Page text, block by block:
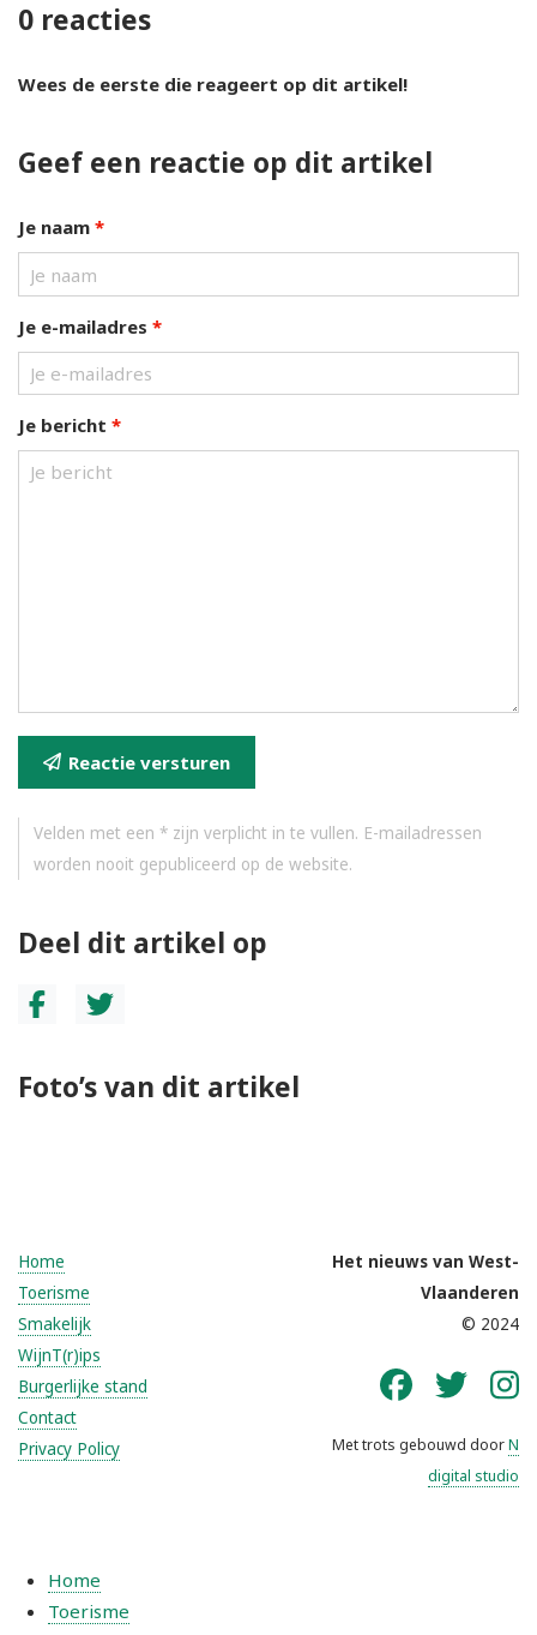
0 reacties
Wees de eerste die reageert op dit artikel!
Geef een reactie op dit artikel
Je naam *
Je e-mailadres *
Je bericht *
Reactie versturen
Velden met een * zijn verplicht in te vullen. E-mailadressen
worden nooit gepubliceerd op de website.
Deel dit artikel op
Foto’s van dit artikel
Home
Toerisme
Smakelijk
WijnT(r)ips
Burgerlijke stand
Contact
Privacy Policy
Het nieuws van West-
Vlaanderen
© 2024
Met trots gebouwd doorN
digital studio
Home
Toerisme